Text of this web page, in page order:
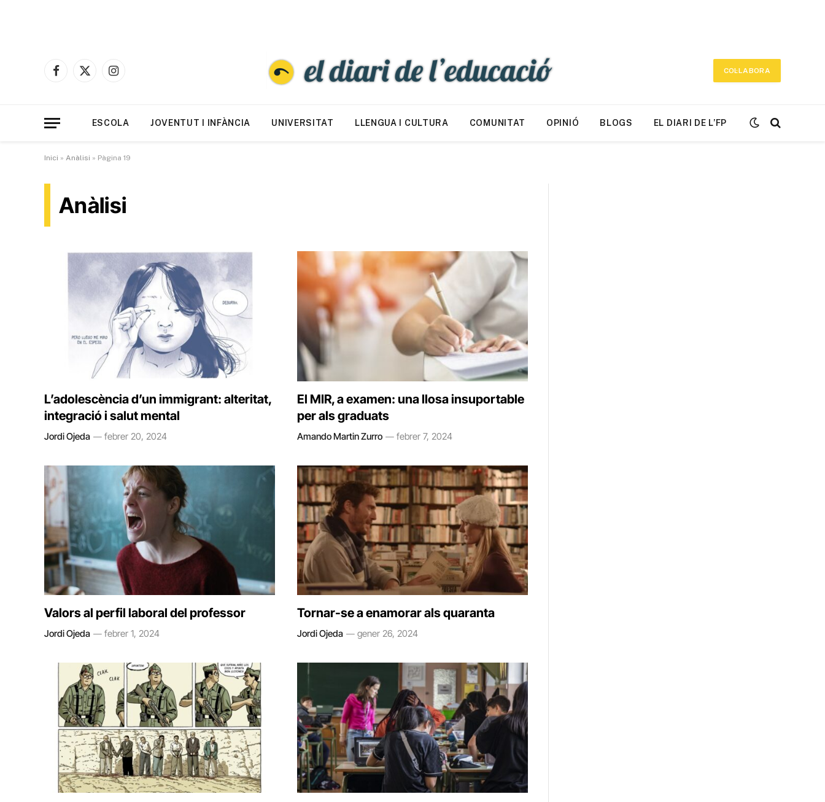
Facebook
X
Instagram
COL·LABORA
ESCOLA JOVENTUT I INFÀNCIA UNIVERSITAT LLENGUA I CULTURA COMUNITAT OPINIÓ BLOGS EL DIARI DE L’FP
Inici » Anàlisi » Pàgina 19
Anàlisi
L’adolescència d’un immigrant: alteritat,
integració i salut mental
Jordi Ojeda febrer 20, 2024
El MIR, a examen: una llosa insuportable
per als graduats
Amando Martin Zurro febrer 7, 2024
Valors al perfil laboral del professor
Jordi Ojeda febrer 1, 2024
Tornar-se a enamorar als quaranta
Jordi Ojeda gener 26, 2024